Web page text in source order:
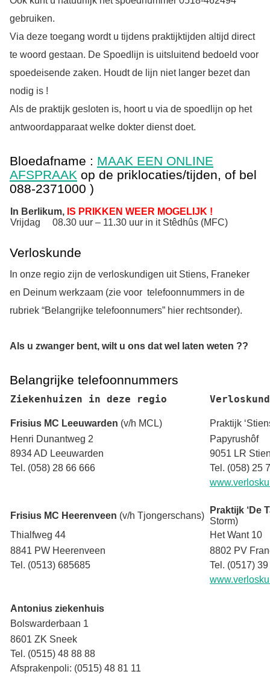
gebruiken.
Via deze toegang wordt u tijdens praktijktijden altijd direct
te woord gestaan. De Spoedlijn is uitsluitend bedoeld voor
spoedeisende zaken. Houdt de lijn niet langer bezet dan
nodig is !
Als de praktijk gesloten is, hoort u via de spoedlijn op het
antwoordapparaat welke dokter dienst doet.
Bloedafname : MAAK EEN ONLINE
AFSPRAAK op de priklocaties/tijden, of bel
088-2371000 )
In Berlikum, IS PRIKKEN WEER MOGELIJK !
Vrijdag 08.30 uur – 11.30 uur in it Stêdhûs (MFC)
Verloskunde
In onze regio zijn de verloskundigen uit Stiens, Franeker
en Deinum werkzaam (zie voor telefoonnummers in de
rubriek “Belangrijke telefoonnumers” hier rechtsonder).
Als u zwanger bent, wilt u ons dat wel laten weten ??
Belangrijke telefoonnummers
Ziekenhuizen in deze regio
Frisius MC Leeuwarden (v/h MCL)
Praktijk
Henri Dunantweg 2
Papyrushôf
8934 AD Leeuwarden
9051 LR
Tel. (058) 28 66 666
Tel. (058) 25
Frisius MC Heerenveen (v/h Tjongerschans)
Praktijk ‘De
Storm)
Thialfweg 44
Het Want 10
8841 PW Heerenveen
8802 PV
Tel. (0513) 685685
Tel. (0517)
Antonius ziekenhuis
Bolswarderbaan 1
8601 ZK Sneek
Tel. (0515) 48 88 88
Afsprakenpoli: (0515) 48 81 11